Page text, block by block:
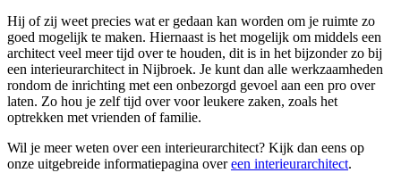
Hij of zij weet precies wat er gedaan kan worden om je ruimte zo
goed mogelijk te maken. Hiernaast is het mogelijk om middels een
architect veel meer tijd over te houden, dit is in het bijzonder zo bij
een interieurarchitect in Nijbroek. Je kunt dan alle werkzaamheden
rondom de inrichting met een onbezorgd gevoel aan een pro over
laten. Zo hou je zelf tijd over voor leukere zaken, zoals het
optrekken met vrienden of familie.
Wil je meer weten over een interieurarchitect? Kijk dan eens op
onze uitgebreide informatiepagina overeen interieurarchitect.